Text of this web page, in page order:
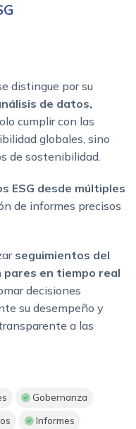
distingue por su
de datos,
cumplir con las
globales, sino
de sostenibilidad.
ESG desde múltiples
de informes precisos
seguimientos del
pares en tiempo real
decisiones
su desempeño y
a las
Gobernanza
Informes